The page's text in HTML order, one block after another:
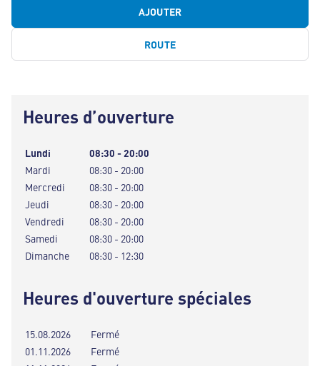
AJOUTER
ROUTE
Heures d’ouverture
Lundi
08:30 - 20:00
Mardi
08:30 - 20:00
Mercredi
08:30 - 20:00
Jeudi
08:30 - 20:00
Vendredi
08:30 - 20:00
Samedi
08:30 - 20:00
Dimanche
08:30 - 12:30
Heures d'ouverture spéciales
15.08.2026
Fermé
01.11.2026
Fermé